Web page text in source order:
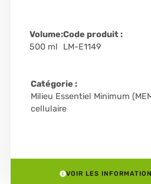
Volume:
500 ml
Code produit :
LM-E1149
Catégorie :
Milieu Essentiel Minimum
cellulaire
VOIR LES